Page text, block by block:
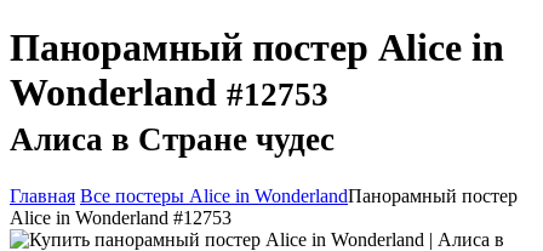
Панорамный постер Alice in
Wonderland #12753
Алиса в Стране чудес
Главная Все постеры Alice in WonderlandПанорамный постер
Alice in Wonderland #12753